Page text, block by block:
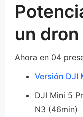
un
Ahora en 04
Versión DJI
DJI Mini 5
N3 (46min)